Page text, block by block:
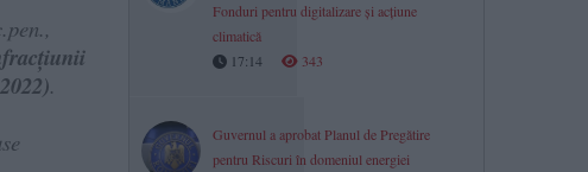
.
Fonduri pentru digitalizare și acțiune
climatică
17:14
343
Guvernul a aprobat Planul de Pregătire
pentru Riscuri în domeniul energiei